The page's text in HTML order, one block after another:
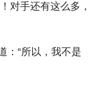
对手还有这么多，
“所以，我不是